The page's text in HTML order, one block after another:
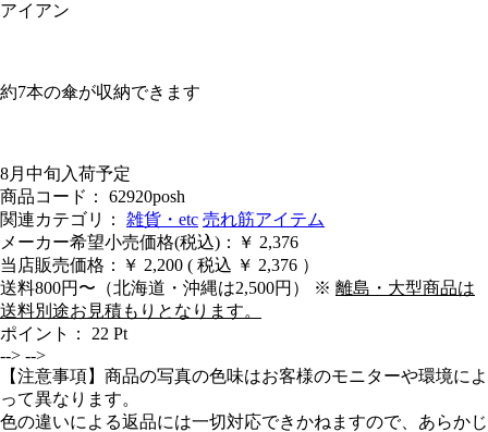
アイアン
約7本の傘が収納できます
8月中旬入荷予定
商品コード： 62920posh
関連カテゴリ： 雑貨・etc 売れ筋アイテム
メーカー希望小売価格(税込)：￥ 2,376
当店販売価格：
￥ 2,200 ( 税込 ￥ 2,376 ）
送料800円〜（北海道・沖縄は2,500円） ※ 離島・大型商品は
送料別途お見積もりとなります。
ポイント： 22 Pt
--> -->
【注意事項】商品の写真の色味はお客様のモニターや環境によ
って異なります。
色の違いによる返品には一切対応できかねますので、あらかじ